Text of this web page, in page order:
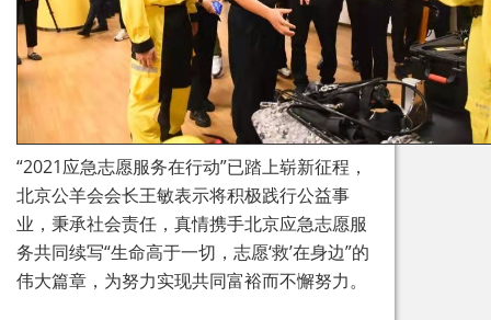
“2021应急志愿服务在行动”已踏上崭新征程，
北京公羊会会长王敏表示将积极践行公益事
业，秉承社会责任，真情携手北京应急志愿服
务共同续写“生命高于一切，志愿‘救’在身边”的
伟大篇章，为努力实现共同富裕而不懈努力。